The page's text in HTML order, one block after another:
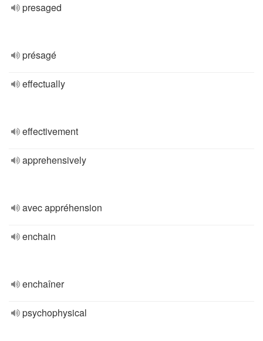
presaged
présagé
effectually
effectivement
apprehensively
avec appréhension
enchain
enchaîner
psychophysical